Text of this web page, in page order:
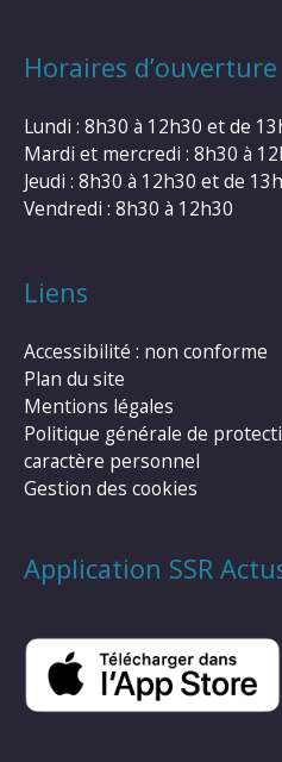
Horaires
Lundi : 8h30 à 12h30 et de
Mardi et mercredi : 8h30 à
Jeudi : 8h30 à 12h30 et de
Vendredi : 8h30 à 12h30
Liens
Accessibilité : non conforme
Plan du site
Mentions légales
Politique générale de
caractère personnel
Gestion des cookies
Application SSR